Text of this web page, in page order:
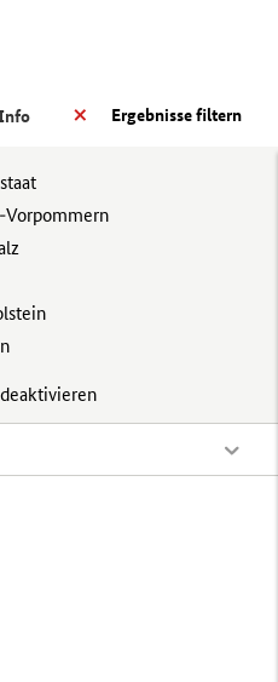
Ergebnisse filtern